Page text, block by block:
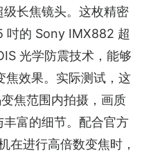
长焦镜头。这枚精密
吋的 Sony IMX882 超
光学防震技术，能够
焦效果。实际测试，这
焦范围内拍摄，画质
富的细节。配合官方
在进行高倍数变焦时，